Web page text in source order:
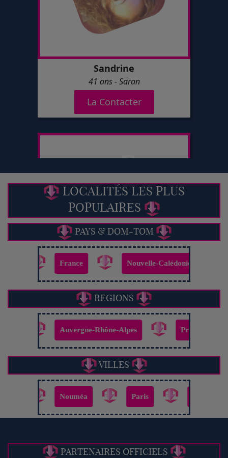
LOCALITÉS LES PLUS
POPULAIRES
PAYS & DOM-TOM
France Nouvelle-Calédonie
REGIONS
Auvergne-Rhône-Alpes Province Sud
VILLES
Nouméa Paris Lyon
PARTENAIRES OFFICIELS